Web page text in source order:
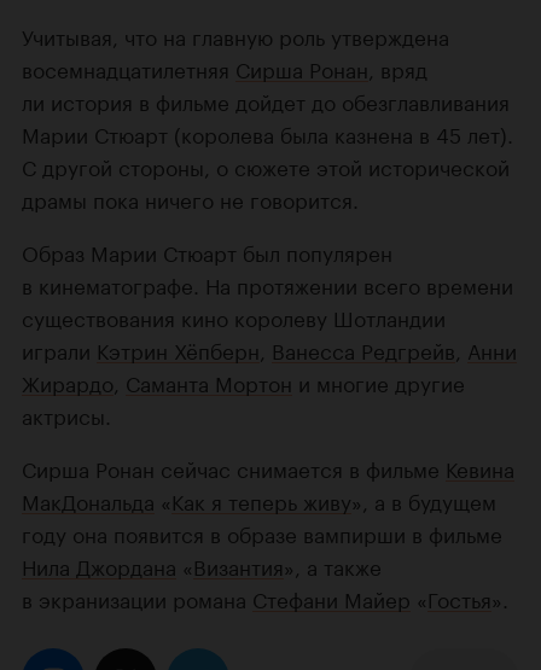
Учитывая, что на главную роль утверждена
восемнадцатилетняя Сирша Ронан , вряд
ли история в фильме дойдет до обезглавливания
Марии Стюарт (королева была казнена в 45 лет).
С другой стороны, о сюжете этой исторической
драмы пока ничего не говорится.
Образ Марии Стюарт был популярен
в кинематографе. На протяжении всего времени
существования кино королеву Шотландии
играли Кэтрин Хёпберн Ванесса Редгрейв Анни
Жирардо Саманта Мортон и многие другие
актрисы.
Сирша Ронан сейчас снимается в фильме Кевина
МакДональда «Как я теперь живу», а в будущем
году она появится в образе вампирши в фильме
Нила Джордана «Византия», а также
в экранизации романа Стефани Майер «Гостья».